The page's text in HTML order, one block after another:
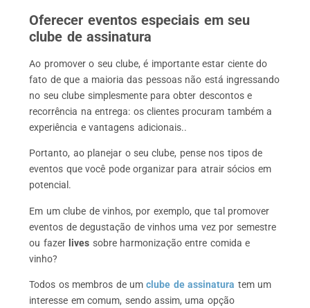
Oferecer eventos especiais em seu
clube de assinatura
Ao promover o seu clube, é importante estar ciente do
fato de que a maioria das pessoas não está ingressando
no seu clube simplesmente para obter descontos e
recorrência na entrega: os clientes procuram também a
experiência e vantagens adicionais..
Portanto, ao planejar o seu clube, pense nos tipos de
eventos que você pode organizar para atrair sócios em
potencial.
Em um clube de vinhos, por exemplo, que tal promover
eventos de degustação de vinhos uma vez por semestre
ou fazer lives sobre harmonização entre comida e
vinho?
Todos os membros de umclube de assinatura tem um
interesse em comum, sendo assim, uma opção